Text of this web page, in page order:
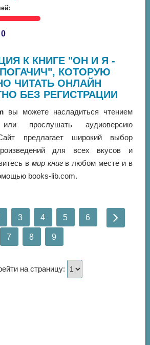
0
К КНИГЕ "ОН И Я -
КОТОРУЮ
ЧИТАТЬ ОНЛАЙН
БЕЗ РЕГИСТРАЦИИ
вы можете насладиться чтением
прослушать аудиоверсию
предлагает широкий выбор
для всех вкусов и
в мир книгв любом месте и в
books-lib.com.
3 4 5 6
7 8 9
на страницу: